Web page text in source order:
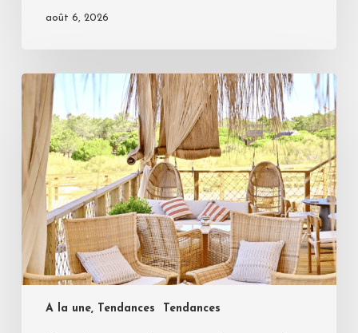
août 6, 2026
A la une, Tendances Tendances